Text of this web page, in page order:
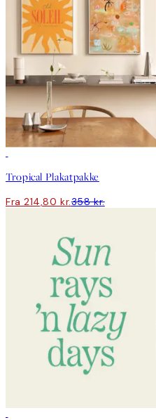
Tropical Plakatpakke
Fra 214,80 kr.358 kr.